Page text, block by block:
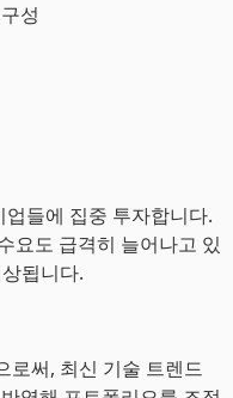
성
들에 집중 투자합니다.
요도 급격히 늘어나고 있
됩니다.
로써, 최신 기술 트렌드